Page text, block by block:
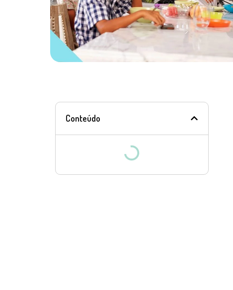
Conteúdo